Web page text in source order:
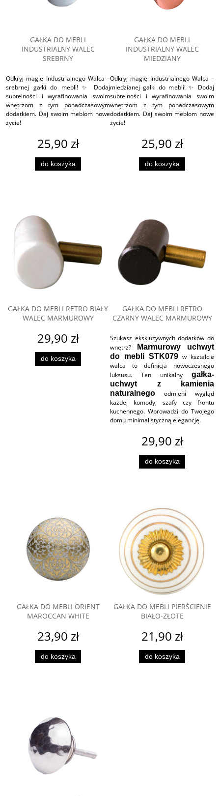
GAŁKA DO MEBLI
INDUSTRIALNY WALEC
SREBRNY
Odkryj magię Industrialnego Walca –
srebrnej gałki do mebli! ✨ Dodaj
subtelności i wyrafinowania swoim
wnętrzom z tym ponadczasowym
dodatkiem. Daj swoim meblom nowe
życie!
25,90 zł
do koszyka
GAŁKA DO MEBLI
INDUSTRIALNY WALEC
MIEDZIANY
Odkryj magię Industrialnego Walca –
miedzianej gałki do mebli! ✨ Dodaj
subtelności i wyrafinowania swoim
wnętrzom z tym ponadczasowym
dodatkiem. Daj swoim meblom nowe
życie!
25,90 zł
do koszyka
GAŁKA DO MEBLI RETRO BIAŁY
WALEC MARMUROWY
29,90 zł
do koszyka
GAŁKA DO MEBLI RETRO
CZARNY WALEC MARMUROWY
Szukasz ekskluzywnych dodatków do
wnętrz?
Marmurowy uchwyt
do mebli STK079 w kształcie
walca to definicja nowoczesnego
luksusu. Ten unikalny gałka-
uchwyt z kamienia
naturalnego odmieni wygląd
każdej komody, szafy czy frontu
kuchennego. Wprowadzi do Twojego
domu minimalistyczną elegancję.
29,90 zł
do koszyka
GAŁKA DO MEBLI ORIENT
MAROCCAN WHITE
23,90 zł
do koszyka
GAŁKA DO MEBLI PIERŚCIENIE
BIAŁO-ZŁOTE
21,90 zł
do koszyka